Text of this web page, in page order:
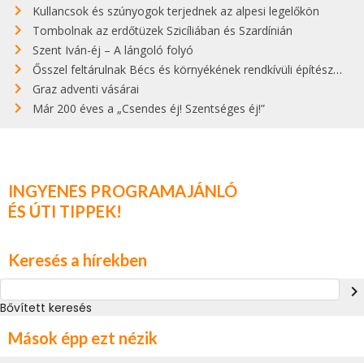
Kullancsok és szúnyogok terjednek az alpesi legelőkön
Tombolnak az erdőtüzek Szicíliában és Szardínián
Szent Iván-éj – A lángoló folyó
Ősszel feltárulnak Bécs és környékének rendkívüli építészeti kincsei
Graz adventi vásárai
Már 200 éves a „Csendes éj! Szentséges éj!”
INGYENES PROGRAMAJÁNLÓ
ÉS ÚTI TIPPEK!
Keresés a hírekben
navigate_next
Bővített keresés
Mások épp ezt nézik